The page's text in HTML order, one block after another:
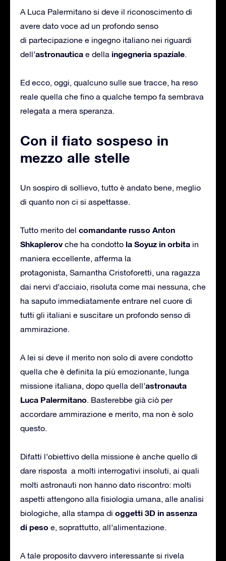
A Luca Palermitano si deve il riconoscimento di
avere dato voce ad un profondo senso
di partecipazione e ingegno italiano nei riguardi
dell’astronautica e della ingegneria spaziale.
Ed ecco, oggi, qualcuno sulle sue tracce, ha reso
reale quella che fino a qualche tempo fa sembrava
relegata a mera speranza.
Con il fiato sospeso in
mezzo alle stelle
Un sospiro di sollievo, tutto è andato bene, meglio
di quanto non ci si aspettasse.
Tutto merito del comandante russo Anton
Shkaplerov che ha condotto la Soyuz in orbita in
maniera eccellente, afferma la
protagonista, Samantha Cristoforetti, una ragazza
dai nervi d’acciaio, risoluta come mai nessuna, che
ha saputo immediatamente entrare nel cuore di
tutti gli italiani e suscitare un profondo senso di
ammirazione.
A lei si deve il merito non solo di avere condotto
quella che è definita la più emozionante, lunga
missione italiana, dopo quella dell’astronauta
Luca Palermitano. Basterebbe già ciò per
accordare ammirazione e merito, ma non è solo
questo.
Difatti l’obiettivo della missione è anche quello di
dare risposta a molti interrogativi insoluti, ai quali
molti astronauti non hanno dato riscontro: molti
aspetti attengono alla fisiologia umana, alle analisi
biologiche, alla stampa di oggetti 3D in assenza
di peso e, soprattutto, all’alimentazione.
A tale proposito davvero interessante si rivela